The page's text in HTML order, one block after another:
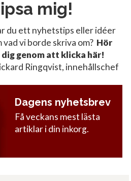
mig!
du ett nyhetstips eller idéer
vad vi borde skriva om? Hör
dig genom att klicka här!
Ringqvist, innehållschef
Dagens nyhetsbrev
Få veckans mest lästa
artiklar i din inkorg.